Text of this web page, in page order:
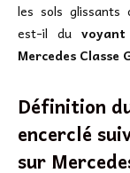
les sols glissants
est-il du
Mercedes Classe
Définition
encerclé
sur